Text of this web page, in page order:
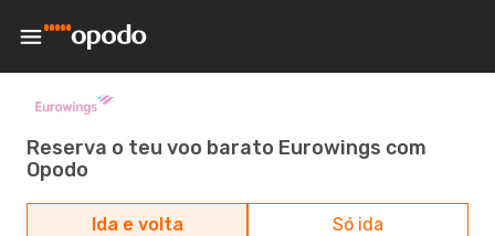
Reserva o teu voo barato Eurowings com
Opodo
Ida e volta Só ida